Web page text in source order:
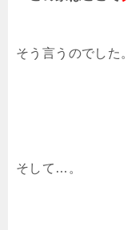
そう言うのでした。
そして…。